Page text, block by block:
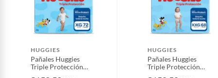
HUGGIES
Pañales Huggies
Triple Protección
HUGGIES
Pañales Huggies
Triple Protección